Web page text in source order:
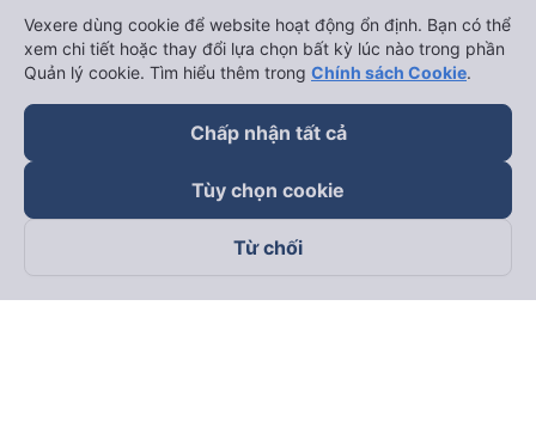
Theo dõi chúng tôi trên
Vexere dùng cookie để website hoạt động ổn định. Bạn có thể
xem chi tiết hoặc thay đổi lựa chọn bất kỳ lúc nào trong phần
Quản lý cookie. Tìm hiểu thêm trong Chính sách Cookie.
Chấp nhận tất cả
Tùy chọn cookie
Từ chối